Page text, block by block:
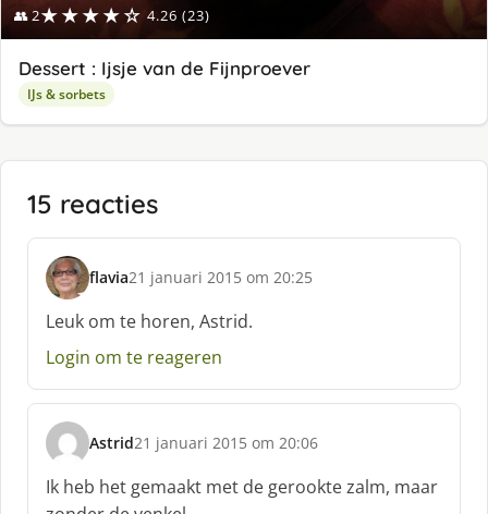
👥 2★★★★☆ 4.26 (23)
Dessert : Ijsje van de Fijnproever
IJs & sorbets
15 reacties
flavia
s
c
h
r
e
f
:
21 januari 2015 om 20:25
Leuk om te horen, Astrid.
Login om te reageren
Astrid
s
c
h
21 januari 2015 om 20:06
Ik heb het gemaakt met de gerookte zalm, maar